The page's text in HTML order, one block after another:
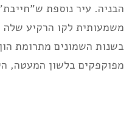
הבניה. עיר נוספת
משמעותית לקו הרקיע שלה
בשנות השמונים מתרומת
מפוקפקים בלשון המעטה,